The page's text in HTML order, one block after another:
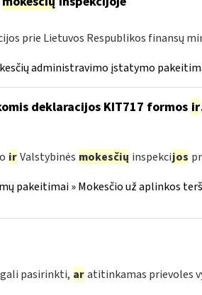
prie Lietuvos Respublikos finansų
administravimo įstatymo
deklaracijos KIT717 formos ir
ir Valstybinės mokesčių inspekcijos
pakeitimai » Mokesčio už aplinkos
gali pasirinkti, ar atitinkamas prievoles